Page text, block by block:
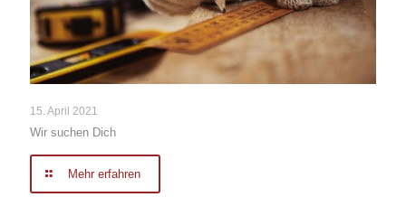
15. April 2021
Wir suchen Dich
Mehr erfahren